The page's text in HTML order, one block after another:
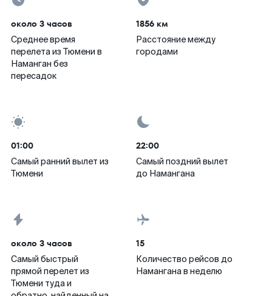
около 3 часов
Среднее время
перелета из Тюмени в
Наманган без
пересадок
1856 км
Расстояние между
городами
01:00
Самый ранний вылет из
Тюмени
22:00
Самый поздний вылет
до Намангана
около 3 часов
Самый быстрый
прямой перелет из
Тюмени туда и
15
Количество рейсов до
Намангана в неделю